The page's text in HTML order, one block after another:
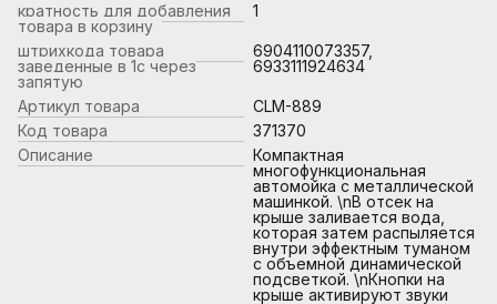
кратность для добавления
товара в корзину
1
штрихкода товара
заведенные в 1с через
запятую
6904110073357,
6933111924634
Артикул товара
CLM-889
Код товара
371370
Описание
Компактная
многофункциональная
автомойка с металлической
машинкой. \nВ отсек на
крыше заливается вода,
которая затем распыляется
внутри эффектным туманом
с объемной динамической
подсветкой. \nКнопки на
крыше активируют звуки